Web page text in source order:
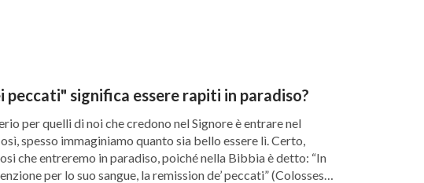
il Signore dopo essere usciti di prigione. Si
e pagato prezzi molto alti per entrare
volontà del Padre Celeste? Credo che se
sicuramente nel Regno dei Cieli. E’
accordo con le mie parole, mentre fratello
peccati" significa essere rapiti in paradiso?
per quelli di noi che credono nel Signore è entrare nel
spesso immaginiamo quanto sia bello essere lì. Certo,
che entreremo in paradiso, poiché nella Bibbia è detto: “In
per lo suo sangue, la remission de’ peccati” (Colossesi